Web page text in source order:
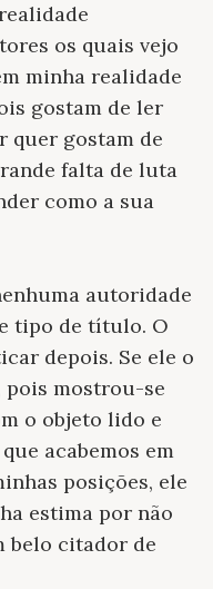
os quais vejo
minha realidade
gostam de ler
quer gostam de
falta de luta
como a sua
autoridade
tipo de título. O
depois. Se ele o
pois mostrou-se
o objeto lido e
acabemos em
posições, ele
estima por não
belo citador de